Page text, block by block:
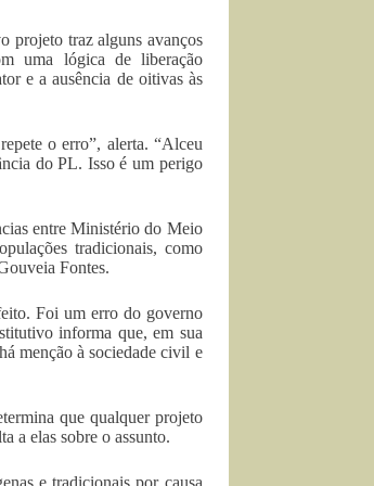
projeto traz alguns avanços
uma lógica de liberação
e a ausência de oitivas às
o erro”, alerta. “Alceu
do PL. Isso é um perigo
entre Ministério do Meio
tradicionais, como
Fontes.
Foi um erro do governo
informa que, em sua
menção à sociedade civil e
que qualquer projeto
a elas sobre o assunto.
e tradicionais por causa